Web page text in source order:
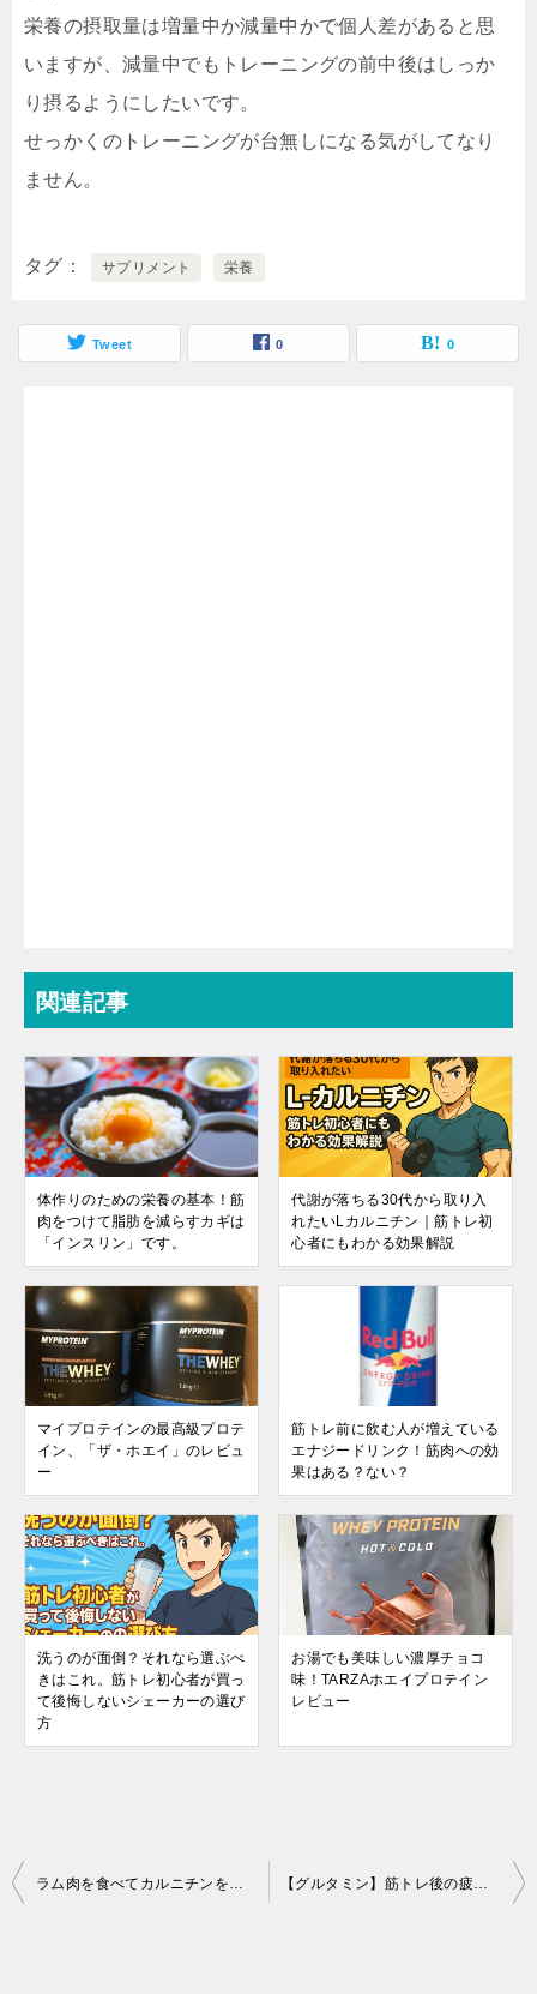
栄養の摂取量は増量中か減量中かで個人差があると思
いますが、減量中でもトレーニングの前中後はしっか
り摂るようにしたいです。
せっかくのトレーニングが台無しになる気がしてなり
ません。
タグ サプリメント 栄養
Tweet 0 0
関連記事
体作りのための栄養の基本！筋
肉をつけて脂肪を減らすカギは
「インスリン」です。
代謝が落ちる30代から取り入
れたいLカルニチン｜筋トレ初
心者にもわかる効果解説
マイプロテインの最高級プロテ
イン、「ザ・ホエイ」のレビュ
ー
筋トレ前に飲む人が増えている
エナジードリンク！筋肉への効
果はある？ない？
洗うのが面倒？それなら選ぶべ
きはこれ。筋トレ初心者が買っ
て後悔しないシェーカーの選び
方
お湯でも美味しい濃厚チョコ
味！TARZAホエイプロテイン
レビュー
投
ラム肉を食べてカルニチンを補給しましょう。オーバー30のトレーニーには必須です。 【グルタミン】筋トレ後の疲れと腹痛で悩んでいた時にグルタミンを飲んで感じた効果。